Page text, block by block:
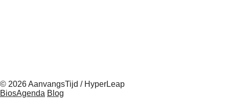
© 2026 AanvangsTijd / HyperLeap
BiosAgenda Blog